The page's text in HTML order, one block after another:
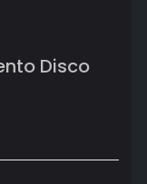
Disco